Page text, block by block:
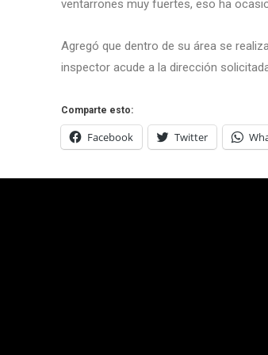
ventarrones muy fuertes, eso ha
Agregó que dentro de su área se
inspector acude a la dirección
Comparte esto:
Facebook Twitter